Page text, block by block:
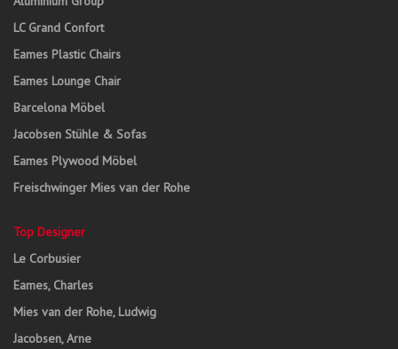
LC Grand Confort
Eames Plastic Chairs
Eames Lounge Chair
Barcelona Möbel
Jacobsen Stühle & Sofas
Eames Plywood Möbel
Freischwinger Mies van der Rohe
Top Designer
Le Corbusier
Eames, Charles
Mies van der Rohe, Ludwig
Jacobsen, Arne